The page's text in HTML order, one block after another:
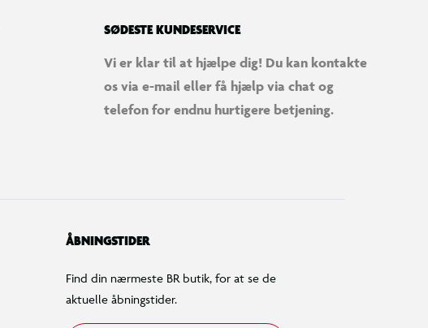
SØDESTE KUNDESERVICE
Vi er klar til at hjælpe dig! Du kan kontakte
os via e-mail eller få hjælp via chat og
telefon for endnu hurtigere betjening.
ÅBNINGSTIDER
Find din nærmeste BR butik, for at se de
aktuelle åbningstider.